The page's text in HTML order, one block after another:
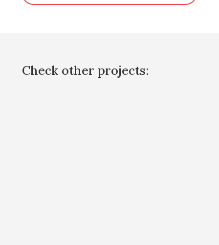
Check other projects: